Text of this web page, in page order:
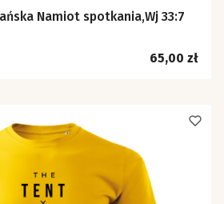
Namiot spotkania,Wj 33:7
Cena
65,00 zł